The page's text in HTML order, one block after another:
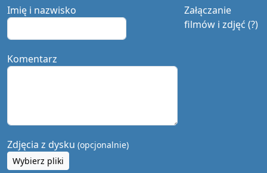
Załączanie
filmów i zdjęć (?)
Imię i nazwisko
Komentarz
Zdjęcia z dysku (opcjonalnie)
Wybierz pliki